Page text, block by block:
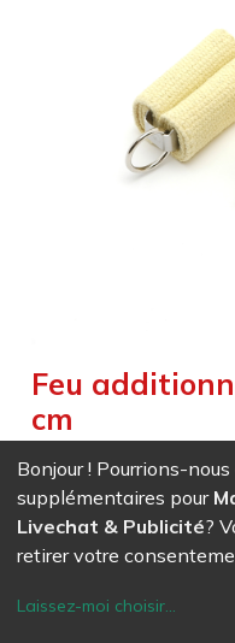
Feu
cm
Weight :0,086kg
Feu additionnel
EAN
Bonjour ! Pourrions-
supplémentaires pour
Livechat & Publicité?
retirer votre
Laissez-moi choisir...